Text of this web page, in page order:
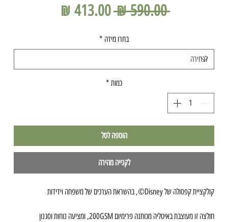
‏590.00 ‏₪
מחיר
רגילבחרו מידה *
כמות *
הוספה לסל
לקנייה מהירה
קולקציית קפסולה של Disney©️, בהשראת הערכים של משפחה וידידות
חולצה זו מעוצבת באיטליה מכותנה פרימיום 200GSM, ומציעה נוחות וסגנון